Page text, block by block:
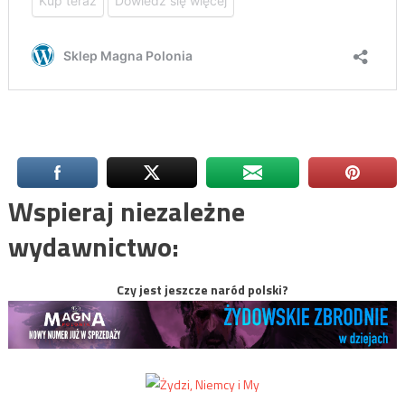
Wspieraj niezależne
wydawnictwo:
Czy jest jeszcze naród polski?